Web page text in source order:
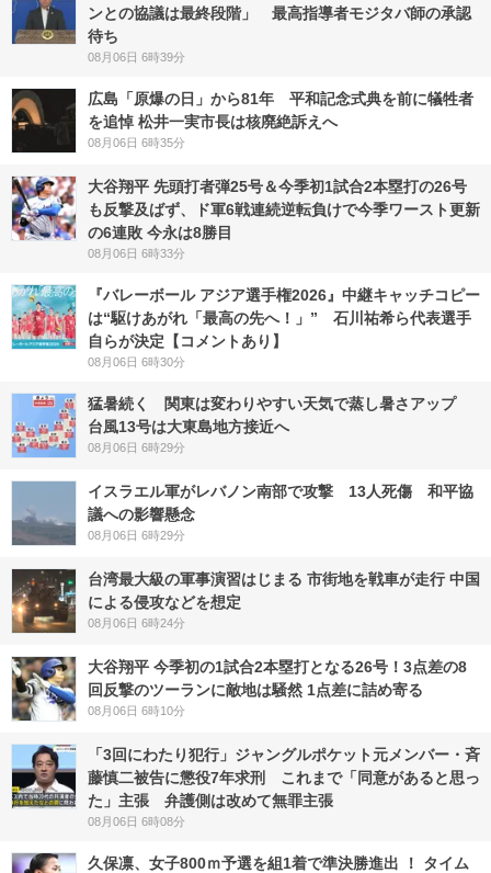
ンとの協議は最終段階」 最高指導者モジタバ師の承認
待ち
08月06日 6時39分
広島「原爆の日」から81年 平和記念式典を前に犠牲者
を追悼 松井一実市長は核廃絶訴えへ
08月06日 6時35分
大谷翔平 先頭打者弾25号＆今季初1試合2本塁打の26号
も反撃及ばず、ド軍6戦連続逆転負けで今季ワースト更新
の6連敗 今永は8勝目
08月06日 6時33分
『バレーボール アジア選手権2026』中継キャッチコピー
は“駆けあがれ「最高の先へ！」” 石川祐希ら代表選手
自らが決定【コメントあり】
08月06日 6時30分
猛暑続く 関東は変わりやすい天気で蒸し暑さアップ
台風13号は大東島地方接近へ
08月06日 6時29分
イスラエル軍がレバノン南部で攻撃 13人死傷 和平協
議への影響懸念
08月06日 6時29分
台湾最大級の軍事演習はじまる 市街地を戦車が走行 中国
による侵攻などを想定
08月06日 6時24分
大谷翔平 今季初の1試合2本塁打となる26号！3点差の8
回反撃のツーランに敵地は騒然 1点差に詰め寄る
08月06日 6時10分
「3回にわたり犯行」ジャングルポケット元メンバー・斉
藤慎二被告に懲役7年求刑 これまで「同意があると思っ
た」主張 弁護側は改めて無罪主張
08月06日 6時08分
久保凛、女子800ｍ予選を組1着で準決勝進出 ！ タイム